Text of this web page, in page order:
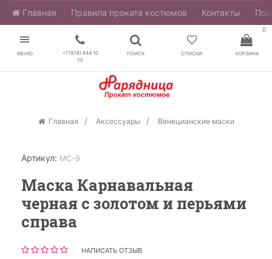
Главная ​Правила проката костюмов Контакты
МЕНЮ
+7(978) 844 10
70
ПОИСК СПИСКИ
0
КОРЗИНА
Главная Аксессуары Венецианские маски
Артикул: МС-9
Маска Карнавальная
черная с золотом и перьями
справа
НАПИСАТЬ ОТЗЫВ